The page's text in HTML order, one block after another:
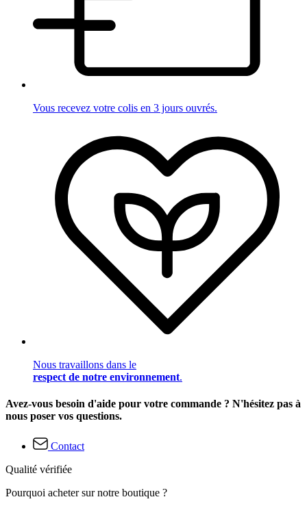
Vous recevez votre colis en 3 jours ouvrés.
Nous travaillons dans le
respect de notre environnement.
Avez-vous besoin d'aide pour votre commande ? N'hésitez pas à
nous poser vos questions.
Contact
Qualité vérifiée
Pourquoi acheter sur notre boutique ?